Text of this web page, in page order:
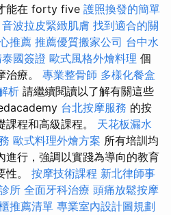
能在 forty five 護照換發的簡單
音波拉皮緊緻肌膚 找到適合的關
推薦 推薦優質搬家公司 台中水
國簽證 歐式風格外燴料理 個
治療。 專業整骨師 多樣化餐盒
析 請繼續閱讀以了解有關這些
台北按摩服務 的按
課程和高級課程。 天花板漏水
歐式料理外燴方案 所有培訓均
進行，強調以實踐為導向的教育
性。 按摩技術課程 新北律師事
所 全面牙科治療 頭痛放鬆按摩
推薦清單 專業室內設計圖規劃